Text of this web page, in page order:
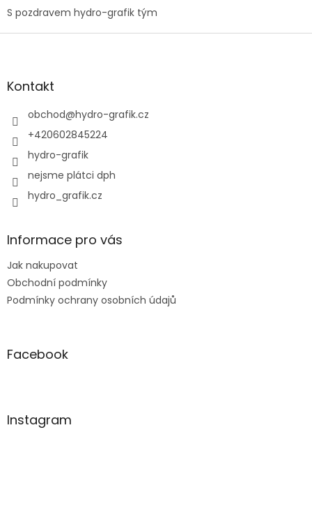
S pozdravem hydro-grafik tým
Z
aKontakt
obchod@hydro-grafik.cz
+420602845224
hydro-grafik
nejsme plátci dph
hydro_grafik.cz
Informace pro vás
Jak nakupovat
Obchodní podmínky
Podmínky ochrany osobních údajů
Facebook
Instagram